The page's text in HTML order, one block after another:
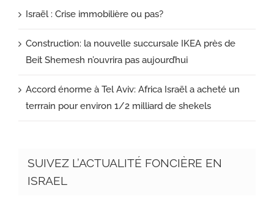
Israël : Crise immobilière ou pas?
Construction: la nouvelle succursale IKEA près de
Beit Shemesh n’ouvrira pas aujourd’hui
Accord énorme à Tel Aviv: Africa Israël a acheté un
terrrain pour environ 1/2 milliard de shekels
SUIVEZ L’ACTUALITÉ FONCIÈRE EN
ISRAEL